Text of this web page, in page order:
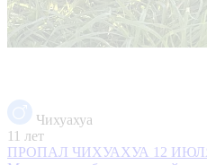
Чихуахуа
11 лет
ПРОПАЛ ЧИХУАХУА 12